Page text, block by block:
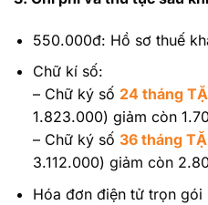
550.000đ: Hồ sơ thuế
Chữ kí số:
– Chữ ký số 24 tháng
1.823.000) giảm còn
– Chữ ký số 36 tháng
3.112.000) giảm còn
Hóa đơn điện tử trọn